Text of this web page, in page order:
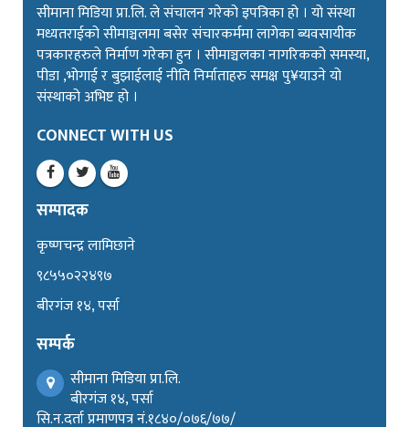
सीमाना मिडिया प्रा.लि. ले संचालन गरेको इपत्रिका हो । यो संस्था
मध्यतराईको सीमाञ्चलमा बसेर संचारकर्ममा लागेका ब्यवसायीक
पत्रकारहरुले निर्माण गरेका हुन । सीमाञ्चलका नागरिकको समस्या,
पीडा ,भोगाई र बुझाईलाई नीति निर्माताहरु समक्ष पु¥याउने यो
संस्थाको अभिष्ट हो ।
CONNECT WITH US
सम्पादक
कृष्णचन्द्र लामिछाने
९८५५०२२४९७
बीरगंज १४, पर्सा
सम्पर्क
सीमाना मिडिया प्रा.लि.
बीरगंज १४, पर्सा
सि.न.दर्ता प्रमाणपत्र नं.१८४०/०७६/७७/